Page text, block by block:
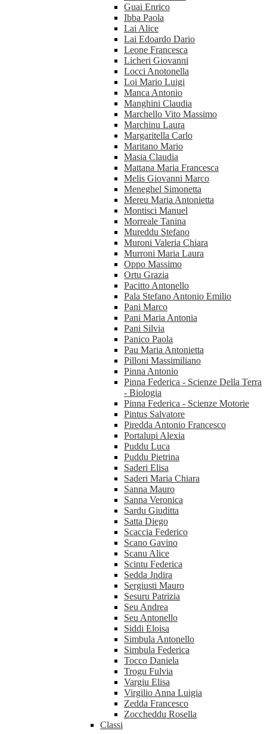
Guai Enrico
Ibba Paola
Lai Alice
Lai Edoardo Dario
Leone Francesca
Licheri Giovanni
Locci Anotonella
Loi Mario Luigi
Manca Antonio
Manghini Claudia
Marchello Vito Massimo
Marchinu Laura
Margaritella Carlo
Maritano Mario
Masia Claudia
Mattana Maria Francesca
Melis Giovanni Marco
Meneghel Simonetta
Mereu Maria Antonietta
Montisci Manuel
Morreale Tanina
Mureddu Stefano
Muroni Valeria Chiara
Murroni Maria Laura
Oppo Massimo
Ortu Grazia
Pacitto Antonello
Pala Stefano Antonio Emilio
Pani Marco
Pani Maria Antonia
Pani Silvia
Panico Paola
Pau Maria Antonietta
Pilloni Massimiliano
Pinna Antonio
Pinna Federica - Scienze Della Terra
- Biologia
Pinna Federica - Scienze Motorie
Pintus Salvatore
Piredda Antonio Francesco
Portalupi Alexia
Puddu Luca
Puddu Pietrina
Saderi Elisa
Saderi Maria Chiara
Sanna Mauro
Sanna Veronica
Sardu Giuditta
Satta Diego
Scaccia Federico
Scano Gavino
Scanu Alice
Scintu Federica
Sedda Jndira
Sergiusti Mauro
Sesuru Patrizia
Seu Andrea
Seu Antonello
Siddi Eloisa
Simbula Antonello
Simbula Federica
Tocco Daniela
Trogu Fulvia
Vargiu Elisa
Virgilio Anna Luigia
Zedda Francesco
Zoccheddu Rosella
Classi